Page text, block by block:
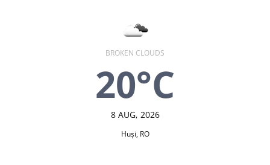
BROKEN CLOUDS
20°C
8 AUG, 2026
Huşi, RO